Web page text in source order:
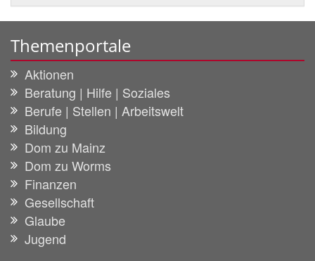
Themenportale
Aktionen
Beratung | Hilfe | Soziales
Berufe | Stellen | Arbeitswelt
Bildung
Dom zu Mainz
Dom zu Worms
Finanzen
Gesellschaft
Glaube
Jugend